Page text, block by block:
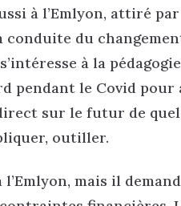
à l’Emlyon, attiré
du
à la
pendant le Covid pour
sur le futur de
outiller.
l’Emlyon, mais il